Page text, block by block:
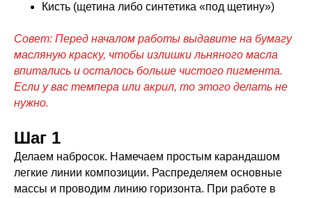
Кисть (щетина либо синтетика «под щетину»)
Совет: Перед началом работы выдавите на бумагу
масляную краску, чтобы излишки льняного масла
впитались и осталось больше чистого пигмента.
Если у вас темпера или акрил, то этого делать не
нужно.
Шаг 1
Делаем набросок. Намечаем простым карандашом
легкие линии композиции. Распределяем основные
массы и проводим линию горизонта. При работе в